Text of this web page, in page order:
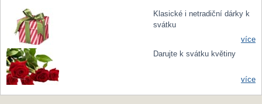
Klasické i netradiční dárky k
svátku
více
Darujte k svátku květiny
více